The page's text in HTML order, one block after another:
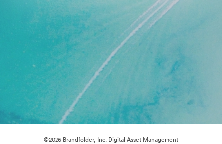
©2026 Brandfolder, Inc. Digital Asset Management